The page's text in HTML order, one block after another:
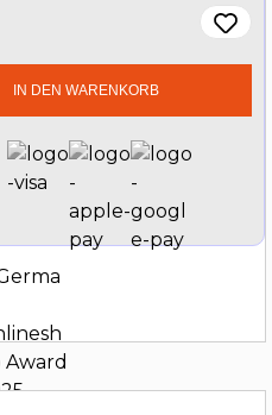
den
IN DEN WARENKORB